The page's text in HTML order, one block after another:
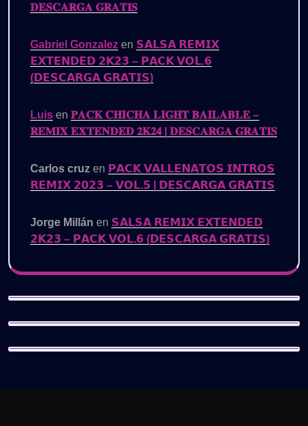
𝐃𝐄𝐒𝐂𝐀𝐑𝐆𝐀 𝐆𝐑𝐀𝐓𝐈𝐒
Gabriel Gonzalez en 𝗦𝗔𝗟𝗦𝗔 𝗥𝗘𝗠𝗜𝗫
𝗘𝗫𝗧𝗘𝗡𝗗𝗘𝗗 𝟮𝗞𝟮𝟯 – 𝗣𝗔𝗖𝗞 𝗩𝗢𝗟.𝟲
(𝗗𝗘𝗦𝗖𝗔𝗥𝗚𝗔 𝗚𝗥𝗔𝗧𝗜𝗦)
Luis en 𝐏𝐀𝐂𝐊 𝐂𝐇𝐈𝐂𝐇𝐀 𝐋𝐈𝐆𝐇𝐓 𝐁𝐀𝐈𝐋𝐀𝐁𝐋𝐄 –
𝐑𝐄𝐌𝐈𝐗 𝐄𝐗𝐓𝐄𝐍𝐃𝐄𝐃 𝟐𝐊𝟐𝟒 | 𝐃𝐄𝐒𝐂𝐀𝐑𝐆𝐀 𝐆𝐑𝐀𝐓𝐈𝐒
Carlos cruz en 𝗣𝗔𝗖𝗞 𝗩𝗔𝗟𝗟𝗘𝗡𝗔𝗧𝗢𝗦 𝗜𝗡𝗧𝗥𝗢𝗦
𝗥𝗘𝗠𝗜𝗫 𝟮𝟬𝟮𝟯 – 𝗩𝗢𝗟.𝟱 | 𝗗𝗘𝗦𝗖𝗔𝗥𝗚𝗔 𝗚𝗥𝗔𝗧𝗜𝗦
Jorge Millán en 𝗦𝗔𝗟𝗦𝗔 𝗥𝗘𝗠𝗜𝗫 𝗘𝗫𝗧𝗘𝗡𝗗𝗘𝗗
𝟮𝗞𝟮𝟯 – 𝗣𝗔𝗖𝗞 𝗩𝗢𝗟.𝟲 (𝗗𝗘𝗦𝗖𝗔𝗥𝗚𝗔 𝗚𝗥𝗔𝗧𝗜𝗦)